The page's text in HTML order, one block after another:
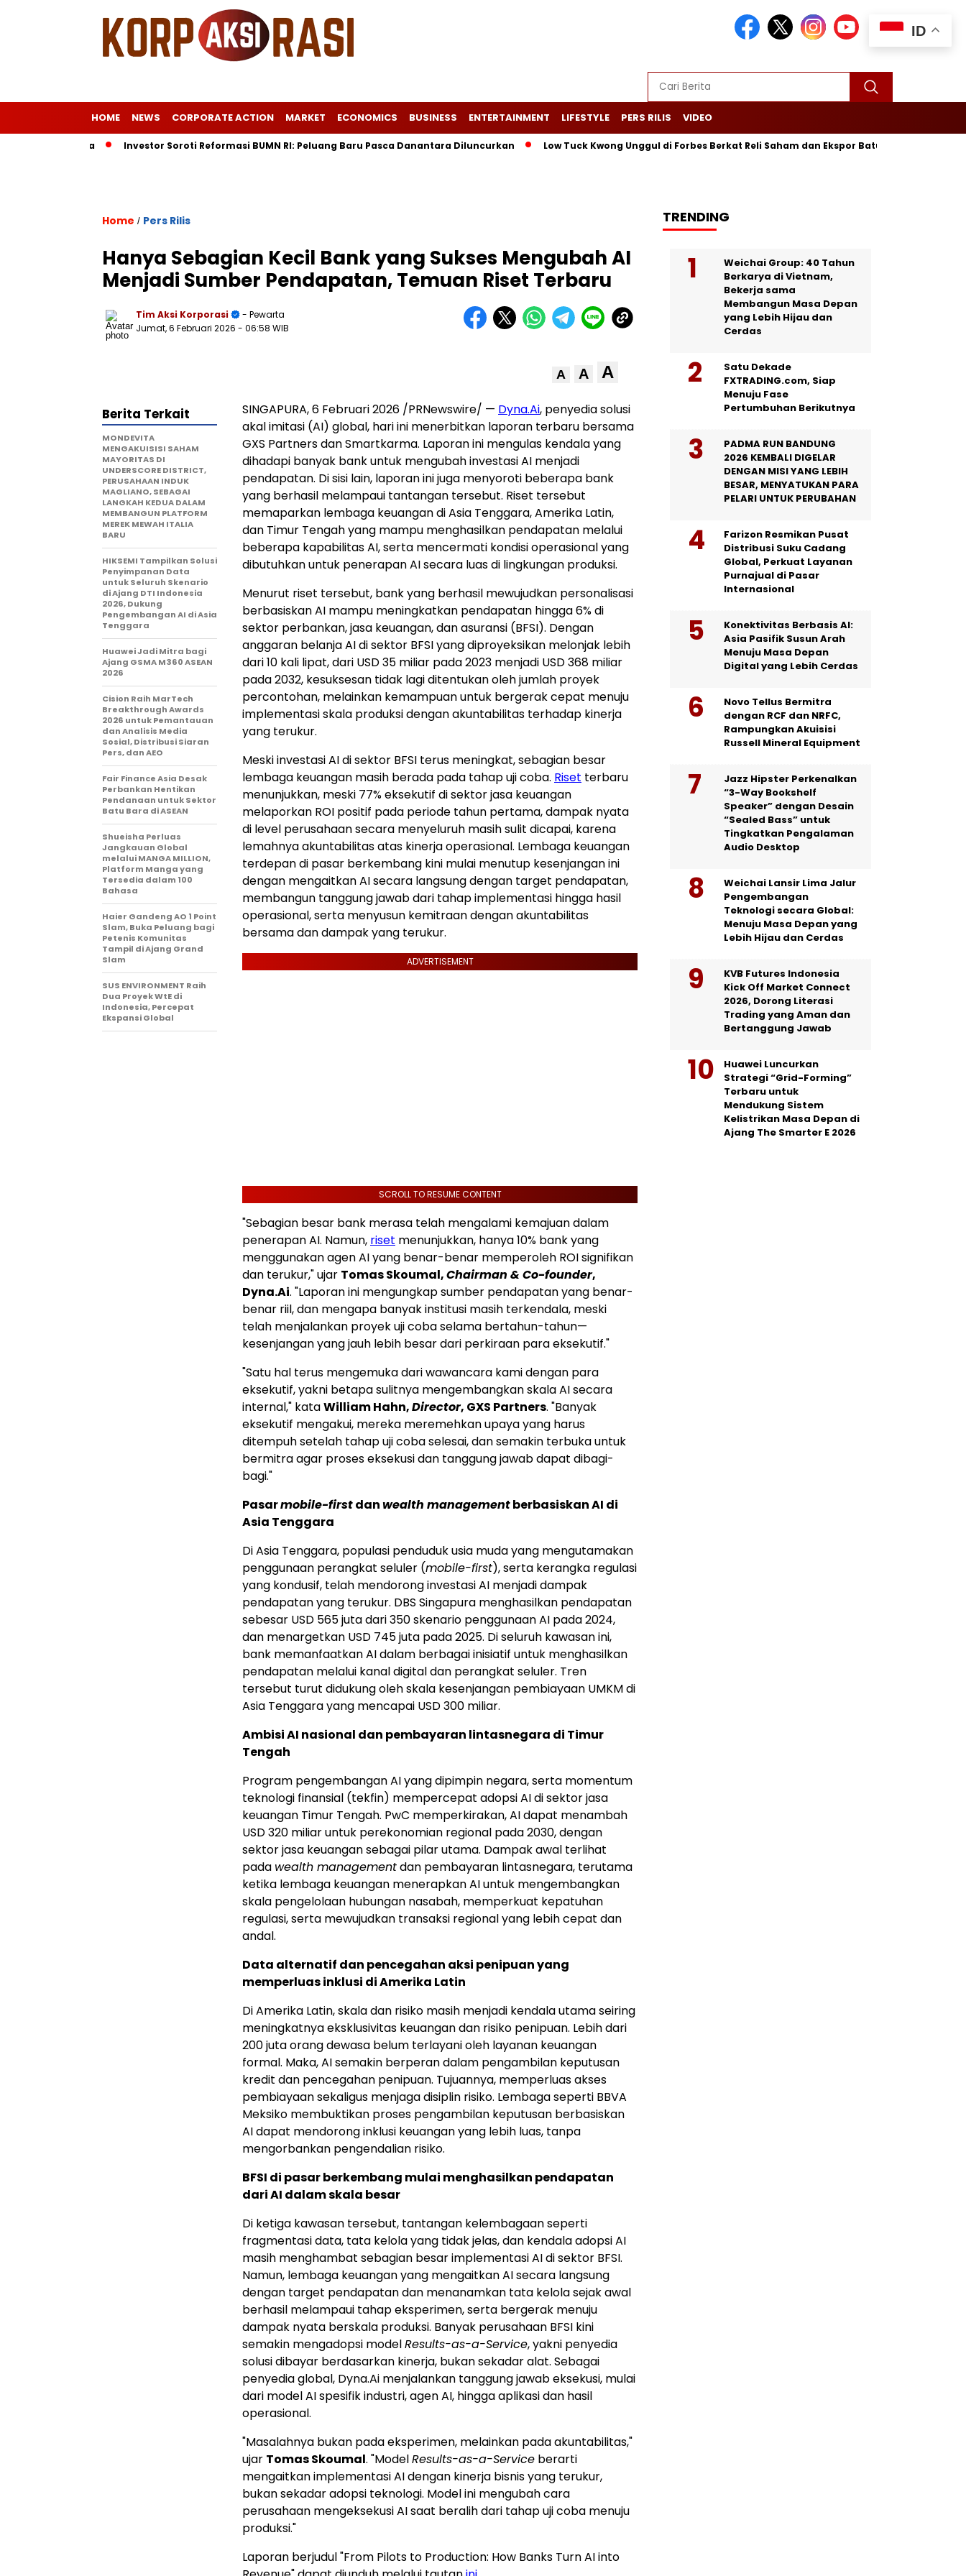
HOME NEWS CORPORATE ACTION MARKET ECONOMICS BUSINESS ENTERTAINMENT LIFESTYLE PERS RILIS VIDEO
Investor Soroti Reformasi BUMN RI: Peluang Baru Pasca Danantara Diluncurkan Low Tuck Kwong Unggul di Forbes Berkat Reli Saham dan Ekspor Batu Bara
Home / Pers Rilis
Hanya Sebagian Kecil Bank yang Sukses Mengubah AI
Menjadi Sumber Pendapatan, Temuan Riset Terbaru
Tim Aksi Korporasi
- Pewarta
Jumat, 6 Februari 2026 - 06:58 WIB
A A A
SINGAPURA, 6 Februari 2026 /PRNewswire/ — Dyna.Ai, penyedia solusi
akal imitasi (AI) global, hari ini menerbitkan laporan terbaru bersama
GXS Partners dan Smartkarma. Laporan ini mengulas kendala yang
dihadapi banyak bank untuk mengubah investasi AI menjadi
pendapatan. Di sisi lain, laporan ini juga menyoroti beberapa bank
yang berhasil melampaui tantangan tersebut. Riset tersebut
memaparkan lembaga keuangan di Asia Tenggara, Amerika Latin,
dan Timur Tengah yang mampu menghasilkan pendapatan melalui
beberapa kapabilitas AI, serta mencermati kondisi operasional yang
dibutuhkan untuk penerapan AI secara luas di lingkungan produksi.
Menurut riset tersebut, bank yang berhasil mewujudkan personalisasi
berbasiskan AI mampu meningkatkan pendapatan hingga 6% di
sektor perbankan, jasa keuangan, dan asuransi (BFSI). Dengan
anggaran belanja AI di sektor BFSI yang diproyeksikan melonjak lebih
dari 10 kali lipat, dari USD 35 miliar pada 2023 menjadi USD 368 miliar
pada 2032, kesuksesan tidak lagi ditentukan oleh jumlah proyek
percontohan, melainkan kemampuan untuk bergerak cepat menuju
implementasi skala produksi dengan akuntabilitas terhadap kinerja
yang terukur.
Meski investasi AI di sektor BFSI terus meningkat, sebagian besar
lembaga keuangan masih berada pada tahap uji coba. Riset terbaru
menunjukkan, meski 77% eksekutif di sektor jasa keuangan
melaporkan ROI positif pada periode tahun pertama, dampak nyata
di level perusahaan secara menyeluruh masih sulit dicapai, karena
lemahnya akuntabilitas atas kinerja operasional. Lembaga keuangan
terdepan di pasar berkembang kini mulai menutup kesenjangan ini
dengan mengaitkan AI secara langsung dengan target pendapatan,
membangun tanggung jawab dari tahap implementasi hingga hasil
operasional, serta menyusun kemitraan dengan akuntabilitas
bersama dan dampak yang terukur.
ADVERTISEMENT
SCROLL TO RESUME CONTENT
"Sebagian besar bank merasa telah mengalami kemajuan dalam
penerapan AI. Namun, riset menunjukkan, hanya 10% bank yang
menggunakan agen AI yang benar-benar memperoleh ROI signifikan
dan terukur," ujar Tomas Skoumal,Chairman & Co-founder,
Dyna.Ai. "Laporan ini mengungkap sumber pendapatan yang benar-
benar riil, dan mengapa banyak institusi masih terkendala, meski
telah menjalankan proyek uji coba selama bertahun-tahun—
kesenjangan yang jauh lebih besar dari perkiraan para eksekutif."
"Satu hal terus mengemuka dari wawancara kami dengan para
eksekutif, yakni betapa sulitnya mengembangkan skala AI secara
internal," kataWilliam Hahn,Director, GXS Partners. "Banyak
eksekutif mengakui, mereka meremehkan upaya yang harus
ditempuh setelah tahap uji coba selesai, dan semakin terbuka untuk
bermitra agar proses eksekusi dan tanggung jawab dapat dibagi-
bagi."
Pasarmobile-firstdanwealth managementberbasiskan AI di
Asia Tenggara
Di Asia Tenggara, populasi penduduk usia muda yang mengutamakan
penggunaan perangkat seluler (mobile-first), serta kerangka regulasi
yang kondusif, telah mendorong investasi AI menjadi dampak
pendapatan yang terukur. DBS Singapura menghasilkan pendapatan
sebesar USD 565 juta dari 350 skenario penggunaan AI pada 2024,
dan menargetkan USD 745 juta pada 2025. Di seluruh kawasan ini,
bank memanfaatkan AI dalam berbagai inisiatif untuk menghasilkan
pendapatan melalui kanal digital dan perangkat seluler. Tren
tersebut turut didukung oleh skala kesenjangan pembiayaan UMKM di
Asia Tenggara yang mencapai USD 300 miliar.
Ambisi AI nasional dan pembayaran lintasnegara di Timur
Tengah
Program pengembangan AI yang dipimpin negara, serta momentum
teknologi finansial (tekfin) mempercepat adopsi AI di sektor jasa
keuangan Timur Tengah. PwC memperkirakan, AI dapat menambah
USD 320 miliar untuk perekonomian regional pada 2030, dengan
sektor jasa keuangan sebagai pilar utama. Dampak awal terlihat
pada wealth managementdan pembayaran lintasnegara, terutama
ketika lembaga keuangan menerapkan AI untuk mengembangkan
skala pengelolaan hubungan nasabah, memperkuat kepatuhan
regulasi, serta mewujudkan transaksi regional yang lebih cepat dan
andal.
Data alternatif dan pencegahan aksi penipuan yang
memperluas inklusi di Amerika Latin
Di Amerika Latin, skala dan risiko masih menjadi kendala utama seiring
meningkatnya eksklusivitas keuangan dan risiko penipuan. Lebih dari
200 juta orang dewasa belum terlayani oleh layanan keuangan
formal. Maka, AI semakin berperan dalam pengambilan keputusan
kredit dan pencegahan penipuan. Tujuannya, memperluas akses
pembiayaan sekaligus menjaga disiplin risiko. Lembaga seperti BBVA
Meksiko membuktikan proses pengambilan keputusan berbasiskan
AI dapat mendorong inklusi keuangan yang lebih luas, tanpa
mengorbankan pengendalian risiko.
BFSI di pasar berkembang mulai menghasilkan pendapatan
dari AI dalam skala besar
Di ketiga kawasan tersebut, tantangan kelembagaan seperti
fragmentasi data, tata kelola yang tidak jelas, dan kendala adopsi AI
masih menghambat sebagian besar implementasi AI di sektor BFSI.
Namun, lembaga keuangan yang mengaitkan AI secara langsung
dengan target pendapatan dan menanamkan tata kelola sejak awal
berhasil melampaui tahap eksperimen, serta bergerak menuju
dampak nyata berskala produksi. Banyak perusahaan BFSI kini
semakin mengadopsi modelResults-as-a-Service, yakni penyedia
solusi dibayar berdasarkan kinerja, bukan sekadar alat. Sebagai
penyedia global, Dyna.Ai menjalankan tanggung jawab eksekusi, mulai
dari model AI spesifik industri, agen AI, hingga aplikasi dan hasil
operasional.
"Masalahnya bukan pada eksperimen, melainkan pada akuntabilitas,"
ujar Tomas Skoumal. "ModelResults-as-a-Service berarti
mengaitkan implementasi AI dengan kinerja bisnis yang terukur,
bukan sekadar adopsi teknologi. Model ini mengubah cara
perusahaan mengeksekusi AI saat beralih dari tahap uji coba menuju
produksi."
Laporan berjudul "From Pilots to Production: How Banks Turn AI into
Berita Terkait
MONDEVITA
MENGAKUISISI SAHAM
MAYORITAS DI
UNDERSCORE DISTRICT,
PERUSAHAAN INDUK
MAGLIANO, SEBAGAI
LANGKAH KEDUA DALAM
MEMBANGUN PLATFORM
MEREK MEWAH ITALIA
BARU
HIKSEMI Tampilkan Solusi
Penyimpanan Data
untuk Seluruh Skenario
di Ajang DTI Indonesia
2026, Dukung
Pengembangan AI di Asia
Tenggara
Huawei Jadi Mitra bagi
Ajang GSMA M360 ASEAN
2026
Cision Raih MarTech
Breakthrough Awards
2026 untuk Pemantauan
dan Analisis Media
Sosial, Distribusi Siaran
Pers, dan AEO
Fair Finance Asia Desak
Perbankan Hentikan
Pendanaan untuk Sektor
Batu Bara di ASEAN
Shueisha Perluas
Jangkauan Global
melalui MANGA MILLION,
Platform Manga yang
Tersedia dalam 100
Bahasa
Haier Gandeng AO 1 Point
Slam, Buka Peluang bagi
Petenis Komunitas
Tampil di Ajang Grand
Slam
SUS ENVIRONMENT Raih
Dua Proyek WtE di
Indonesia, Percepat
Ekspansi Global
TRENDING
Weichai Group: 40 Tahun
Berkarya di Vietnam,
Bekerja sama
Membangun Masa Depan
yang Lebih Hijau dan
Cerdas
Satu Dekade
FXTRADING.com, Siap
Menuju Fase
Pertumbuhan Berikutnya
PADMA RUN BANDUNG
2026 KEMBALI DIGELAR
DENGAN MISI YANG LEBIH
BESAR, MENYATUKAN PARA
PELARI UNTUK PERUBAHAN
Farizon Resmikan Pusat
Distribusi Suku Cadang
Global, Perkuat Layanan
Purnajual di Pasar
Internasional
Konektivitas Berbasis AI:
Asia Pasifik Susun Arah
Menuju Masa Depan
Digital yang Lebih Cerdas
Novo Tellus Bermitra
dengan RCF dan NRFC,
Rampungkan Akuisisi
Russell Mineral Equipment
Jazz Hipster Perkenalkan
“3-Way Bookshelf
Speaker” dengan Desain
“Sealed Bass” untuk
Tingkatkan Pengalaman
Audio Desktop
Weichai Lansir Lima Jalur
Pengembangan
Teknologi secara Global:
Menuju Masa Depan yang
Lebih Hijau dan Cerdas
KVB Futures Indonesia
Kick Off Market Connect
2026, Dorong Literasi
Trading yang Aman dan
Bertanggung Jawab
Huawei Luncurkan
Strategi “Grid-Forming”
Terbaru untuk
Mendukung Sistem
Kelistrikan Masa Depan di
Ajang The Smarter E 2026
ID